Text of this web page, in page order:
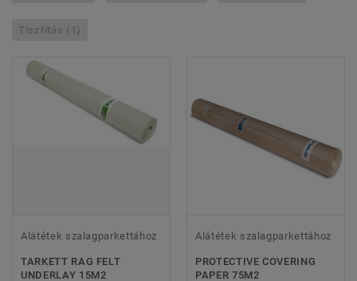
Tisztítás (1)
Alátétek szalagparkettához
TARKETT RAG FELT
UNDERLAY 15M2
Alátétek szalagparkettához
PROTECTIVE COVERING
PAPER 75M2